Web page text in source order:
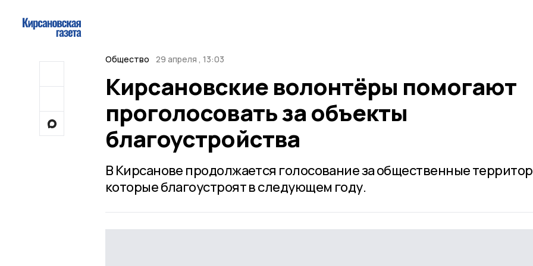
Общество 29 апреля , 13:03
Кирсановские волонтёры помогают
проголосовать за объекты
благоустройства
В Кирсанове продолжается голосование за общественные
которые благоустроят в следующем году.